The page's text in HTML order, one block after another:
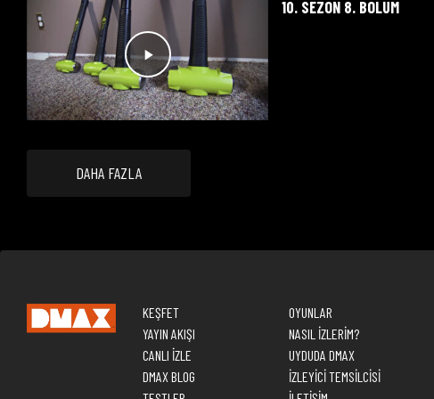
10. SEZON 8. BÖLÜM
DAHA FAZLA
KEŞFET
YAYIN AKIŞI
CANLI İZLE
DMAX BLOG
OYUNLAR
NASIL İZLERİM?
UYDUDA DMAX
İZLEYİCİ TEMSİLCİSİ